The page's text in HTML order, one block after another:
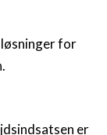
for
er